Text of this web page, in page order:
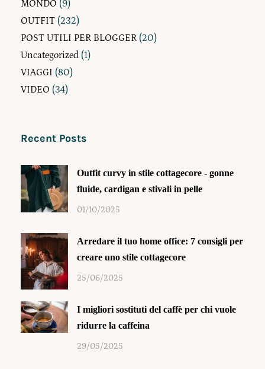
MONDO (9)
OUTFIT (232)
POST UTILI PER BLOGGER (20)
Uncategorized (1)
VIAGGI (80)
VIDEO (34)
Recent Posts
Outfit curvy in stile cottagecore - gonne
fluide, cardigan e stivali in pelle
01/10/2025
Arredare il tuo home office: 7 consigli per
creare uno stile cottagecore
25/06/2025
I migliori sostituti del caffè per chi vuole
ridurre la caffeina
29/05/2025